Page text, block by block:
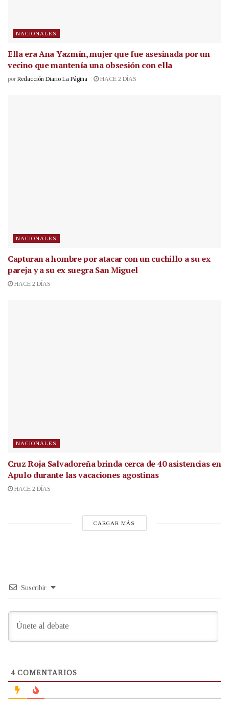
NACIONALES
Ella era Ana Yazmín, mujer que fue asesinada por un
vecino que mantenía una obsesión con ella
por Redacción Diario La Página HACE 2 DÍAS
NACIONALES
Capturan a hombre por atacar con un cuchillo a su ex
pareja y a su ex suegra San Miguel
HACE 2 DÍAS
NACIONALES
Cruz Roja Salvadoreña brinda cerca de 40 asistencias en
Apulo durante las vacaciones agostinas
HACE 2 DÍAS
CARGAR MÁS
Suscribir
4COMENTARIOS